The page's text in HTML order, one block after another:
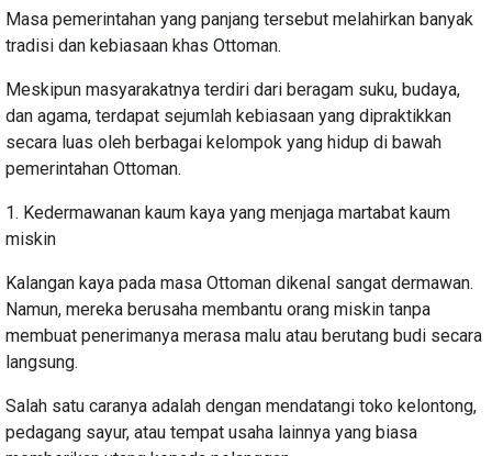
Masa pemerintahan yang panjang tersebut melahirkan banyak
tradisi dan kebiasaan khas Ottoman.
Meskipun masyarakatnya terdiri dari beragam suku, budaya,
dan agama, terdapat sejumlah kebiasaan yang dipraktikkan
secara luas oleh berbagai kelompok yang hidup di bawah
pemerintahan Ottoman.
1. Kedermawanan kaum kaya yang menjaga martabat kaum
miskin
Kalangan kaya pada masa Ottoman dikenal sangat dermawan.
Namun, mereka berusaha membantu orang miskin tanpa
membuat penerimanya merasa malu atau berutang budi secara
langsung.
Salah satu caranya adalah dengan mendatangi toko kelontong,
pedagang sayur, atau tempat usaha lainnya yang biasa